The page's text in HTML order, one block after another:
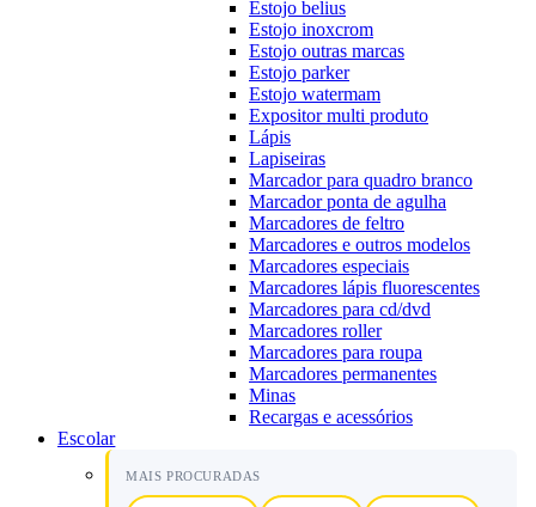
Estojo belius
Estojo inoxcrom
Estojo outras marcas
Estojo parker
Estojo watermam
Expositor multi produto
Lápis
Lapiseiras
Marcador para quadro branco
Marcador ponta de agulha
Marcadores de feltro
Marcadores e outros modelos
Marcadores especiais
Marcadores lápis fluorescentes
Marcadores para cd/dvd
Marcadores roller
Marcadores para roupa
Marcadores permanentes
Minas
Recargas e acessórios
Escolar
MAIS PROCURADAS